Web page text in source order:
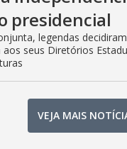
presidencial
legendas
seus Diretórios
VEJA MAIS